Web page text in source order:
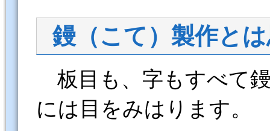
鏝（こて）製作と
板目も、字もすべて
には目をみはります。